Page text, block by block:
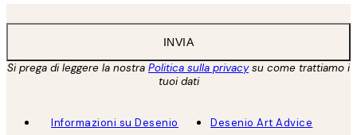
INVIA
Si prega di leggere la nostra Politica sulla privacysu come trattiamo i
tuoi dati
Informazioni su Desenio
Desenio Art Advice